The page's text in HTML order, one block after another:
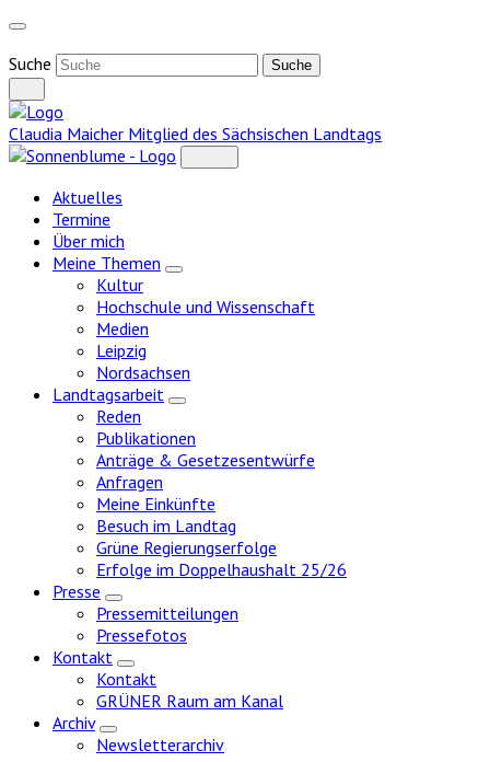
Weiter
Inhalt
Suche
Claudia Maicher Mitglied des Sächsischen Landtags
Aktuelles
Termine
Über mich
Meine Themen
Zeige
Kultur
Hochschule und Wissenschaft
Medien
Leipzig
Nordsachsen
Landtagsarbeit
Zeige
Reden
Publikationen
Anträge & Gesetzesentwürfe
Anfragen
Meine Einkünfte
Besuch im Landtag
Grüne Regierungserfolge
Erfolge im Doppelhaushalt 25/26
Presse
Zeige
Untermenü
Pressemitteilungen
Pressefotos
Kontakt
Zeige
Untermenü
Kontakt
GRÜNER Raum am Kanal
Archiv
Zeige
Untermenü
Newsletterarchiv